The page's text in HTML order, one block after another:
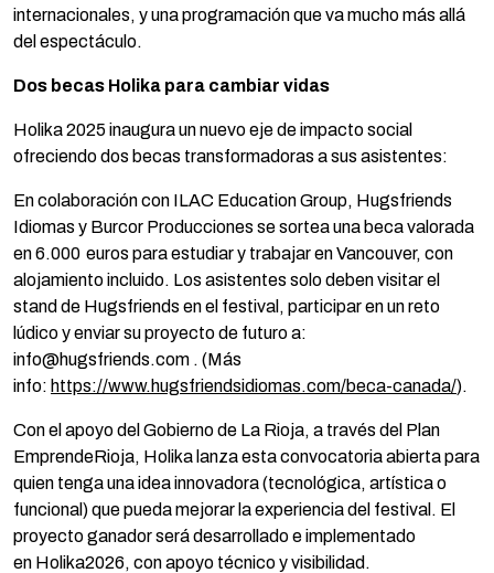
internacionales, y una programación que va mucho más allá
del espectáculo.
Dos becas Holika para cambiar vidas
Holika 2025 inaugura un nuevo eje de impacto social
ofreciendo dos becas transformadoras a sus asistentes:
En colaboración con ILAC Education Group, Hugsfriends
Idiomas y Burcor Producciones se sortea una beca valorada
en 6.000 euros para estudiar y trabajar en Vancouver, con
alojamiento incluido. Los asistentes solo deben visitar el
stand de Hugsfriends en el festival, participar en un reto
lúdico y enviar su proyecto de futuro a:
info@hugsfriends.com . (Más
info: https://www.hugsfriendsidiomas.com/beca-canada/).
Con el apoyo del Gobierno de La Rioja, a través del Plan
EmprendeRioja, Holika lanza esta convocatoria abierta para
quien tenga una idea innovadora (tecnológica, artística o
funcional) que pueda mejorar la experiencia del festival. El
proyecto ganador será desarrollado e implementado
en Holika2026, con apoyo técnico y visibilidad.